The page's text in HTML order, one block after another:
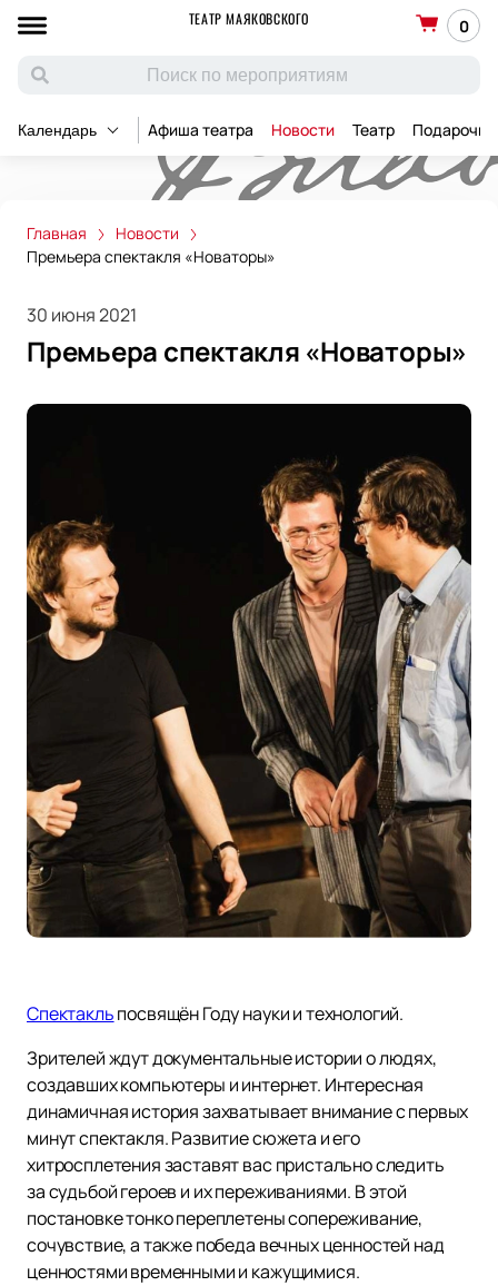
ТЕАТР МАЯКОВСКОГО 0
Календарь Афиша театра Новости Театр
Главная
Новости
Премьера спектакля «Новаторы»
30 июня 2021
Премьера спектакля «Новаторы»
Спектакльпосвящён Году науки и технологий.
Зрителей ждут документальные истории о людях,
создавших компьютеры и интернет. Интересная
динамичная история захватывает внимание с первых
минут спектакля. Развитие сюжета и его
хитросплетения заставят вас пристально следить
за судьбой героев и их переживаниями. В этой
постановке тонко переплетены сопереживание,
сочувствие, а также победа вечных ценностей над
ценностями временными и кажущимися.